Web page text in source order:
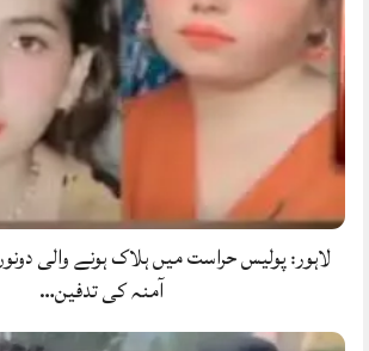
لاہور: پولیس حراست میں ہلاک ہونے والی
آمنہ کی تدفین…